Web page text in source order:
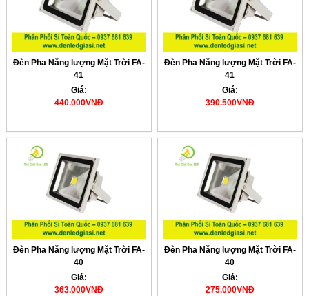
Đèn Pha Năng lượng Mặt Trời FA-
41
Giá:
440.000VNĐ
Đèn Pha Năng lượng Mặt Trời FA-
41
Giá:
390.500VNĐ
Đèn Pha Năng lượng Mặt Trời FA-
40
Giá:
363.000VNĐ
Đèn Pha Năng lượng Mặt Trời FA-
40
Giá:
275.000VNĐ